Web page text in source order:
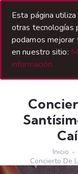
Inicio
Concierto De
Esta página
otras tecnologías
podamos mejorar
en nuestro sitio:
información.